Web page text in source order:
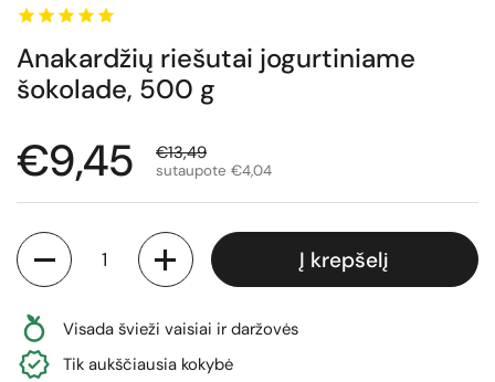
Anakardžių riešutai jogurtiniame
šokolade, 500 g
Normali kaina
€9,45 Išpardavimo kaina
€13,49
sutaupote €4,04
Kiekis
Į krepšelį
Visada švieži vaisiai ir daržovės
Tik aukščiausia kokybė